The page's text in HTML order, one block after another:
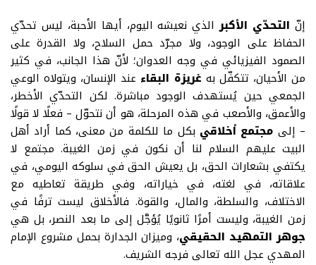
إنّ التحدّي الأكبرالذي نعيشه اليوم، أيها الأحبة، ليس تحدّي
الحفاظ على الوجود، ولا مجرّد حمل السلاح، ولا القدرة على
الصمود الفيزيائي في وجه العدوان؛ لأنّ هذا الجانب، في كثير
من الأحيان، تتكفّل به غريزة البقاء عند الإنسان، ويتولاه الوعي
الجمعي حين يُستهدف الوجود مباشرة. لكن التحدّي الأخطر،
والأعمق، والأصعب في هذه المرحلة، هو أن نتحوّل – فعلًا لا قولًا
– إلى مجتمع أخلاقي بكل ما للكلمة من معنى، كما أراد أهل
البيت عليهم السلام لنا أن نكون في زمن الغيبة. مجتمع لا
يكتفي بشعارات الحق، بل يعيش الحق في سلوكه اليومي، في
علاقاته، في لغته، في خياراته، وفي طريقة تعاطيه مع
الاختلاف، والسلطة، والمال، والقوة. فالأخلاق ليست ترفًا في
زمن الغيبة، وليست أمرًا ثانويًا يُؤجَّل إلى ما بعد النصر، بل هي
جوهر التمهيد الحقيقي، وميزان الجدارة بحمل مشروع الإمام
المهدي عجل الله تعالى فرجه الشريف.